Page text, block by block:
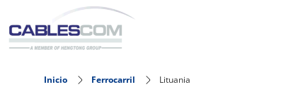
Pasar al contenido principal
Inicio Ferrocarril Lituania